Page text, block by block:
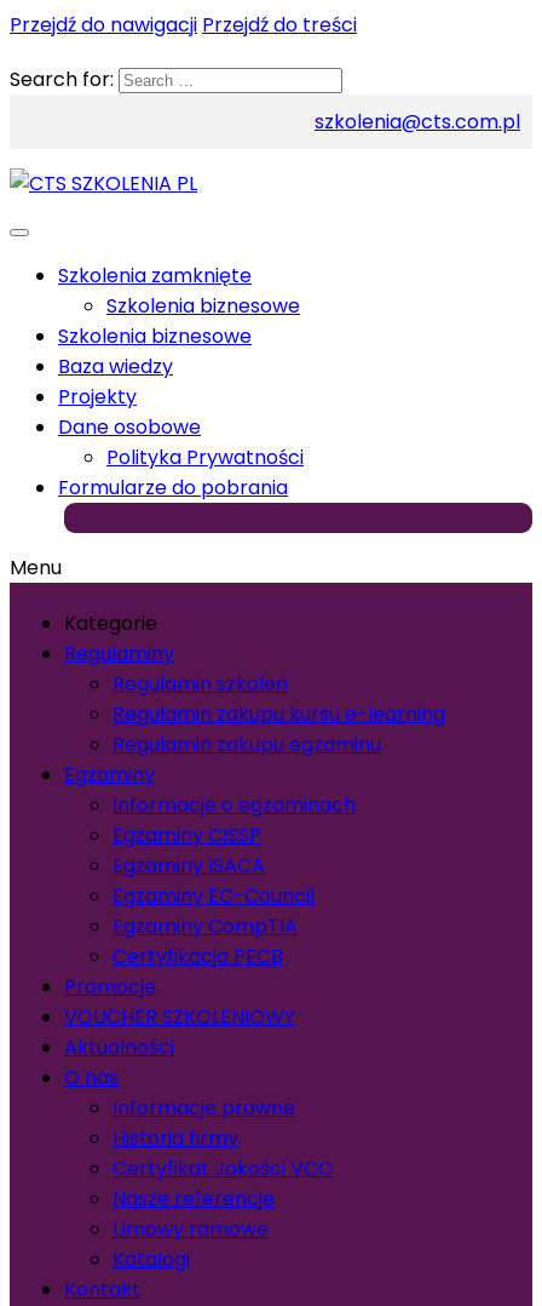
Przejdź do nawigacji Przejdź do treści
Search for:
szkolenia@cts.com.pl
Szkolenia zamknięte
Szkolenia biznesowe
Szkolenia biznesowe
Baza wiedzy
Projekty
Dane osobowe
Polityka Prywatności
Formularze do pobrania
Menu
Kategorie
Regulaminy
Regulamin szkoleń
Regulamin zakupu kursu e-learning
Regulamin zakupu egzaminu
Egzaminy
Informacje o egzaminach
Egzaminy CISSP
Egzaminy ISACA
Egzaminy EC-Council
Egzaminy CompTIA
Certyfikacja PECB
Promocje
VOUCHER SZKOLENIOWY
Aktualności
O nas
Informacje prawne
Historia firmy
Certyfikat Jakości VCC
Nasze referencje
Umowy ramowe
Katalogi
Kontakt